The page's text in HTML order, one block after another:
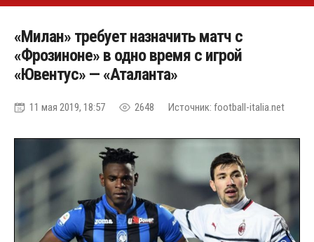
«Милан» требует назначить матч с
«Фрозиноне» в одно время с игрой
«Ювентус» — «Аталанта»
11 мая 2019, 18:57 2648 Источник: football-italia.net